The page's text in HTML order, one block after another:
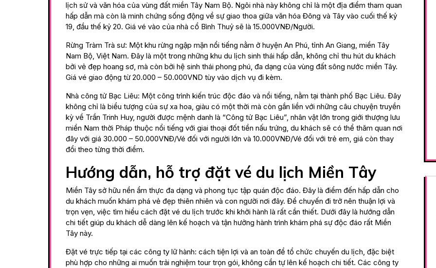
lịch sử và văn hóa của vùng đất miền Tây Nam Bộ. Ngôi nhà này không chỉ là một địa điểm tham quan
hấp dẫn mà còn là minh chứng sống động về sự giao thoa giữa văn hóa Đông và Tây vào cuối thế kỷ
19, đầu thế kỷ 20. Giá vé vào của nhà cổ Bình Thuỷ sẽ là 15.000VNĐ/Người.
Rừng Tràm Trà sư: Một khu rừng ngập mặn nổi tiếng nằm ở huyện An Phú, tỉnh An Giang, miền Tây
Nam Bộ, Việt Nam. Đây là một trong những khu du lịch sinh thái hấp dẫn, không chỉ thu hút du khách
bởi vẻ đẹp hoang sơ, mà còn bởi hệ sinh thái phong phú, đa dạng của vùng đất sông nước miền Tây.
Giá vé giao động từ 20.000 – 50.000VND tùy vào dịch vụ đi kèm.
Nhà công tử Bạc Liêu: Một công trình kiến trúc độc đáo và nổi tiếng, nằm tại thành phố Bạc Liêu. Đây
không chỉ là biểu tượng của sự xa hoa, giàu có một thời mà còn gắn liền với những câu chuyện truyền
kỳ về Trần Trinh Huy, người được mệnh danh là “Công tử Bạc Liêu”, nhân vật lớn trong giới thượng lưu
miền Nam thời Pháp thuộc nổi tiếng với giai thoại đốt tiền nấu trứng, du khách sẽ có thể thăm quan nơi
đây với giá 30.000 – 50.000VNĐ/Vé đối với người lớn và 10.000VNĐ/Vé đối với trẻ em, giá còn thay
đổi theo từng thời điểm.
Hướng dẫn, hỗ trợ đặt vé du lịch Miền Tây
Miền Tây sở hữu nền ẩm thực đa dạng và phong tục tập quán độc đáo. Đây là điểm đến hấp dẫn cho
du khách muốn khám phá vẻ đẹp thiên nhiên và con người nơi đây. Để chuyến đi trở nên thuận lợi và
trọn vẹn, việc tìm hiểu cách đặt vé du lịch trước khi khởi hành là rất cần thiết. Dưới đây là hướng dẫn
chi tiết giúp du khách dễ dàng lên kế hoạch và tận hưởng hành trình khám phá sự độc đáo rất Miền
Tây này.
Đặt vé trực tiếp tại các công ty lữ hành: cách tiện lợi và an toàn để tổ chức chuyến du lịch, đặc biệt
phù hợp cho những ai muốn trải nghiệm tour trọn gói, không cần tự lên kế hoạch chi tiết. Các công ty